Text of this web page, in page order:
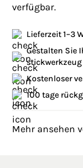
verfügbar.
Lieferzeit 1–3
Gestalten Sie
stickwerkzeug
Kostenloser
100 tage
Mehr ansehen